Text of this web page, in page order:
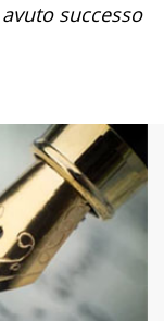
successo